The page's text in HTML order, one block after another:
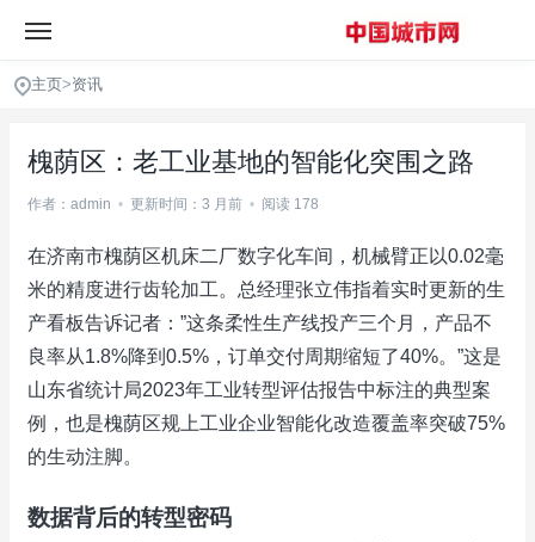
主页>资讯
槐荫区：老工业基地的智能化突围之路
作者：admin • 更新时间：3 月前 • 阅读 178
在济南市槐荫区机床二厂数字化车间，机械臂正以0.02毫
米的精度进行齿轮加工。总经理张立伟指着实时更新的生
产看板告诉记者：”这条柔性生产线投产三个月，产品不
良率从1.8%降到0.5%，订单交付周期缩短了40%。”这是
山东省统计局2023年工业转型评估报告中标注的典型案
例，也是槐荫区规上工业企业智能化改造覆盖率突破75%
的生动注脚。
数据背后的转型密码